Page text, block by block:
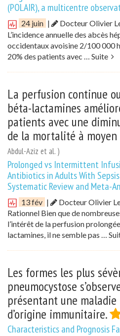
(POLAIR), a multicentre
24 juin |
Docteur Olivier
L’incidence annuelle des abcès
occidentaux avoisine 2/100 000
20% des patients avec … Suite
La perfusion continue
béta-lactamines
patients avec une
de la mortalité à
Abdul-Aziz et al. )
Prolonged vs Intermittent
Antibiotics in Adults With
Systematic Review and Meta-
13 fév |
Docteur Olivier
Rationnel Bien que de
l’intérêt de la perfusion
lactamines, il ne semble pas …
Les formes les plus
pneumocystose
présentant une
d’origine immunitaire.
Characteristics and Prognosis